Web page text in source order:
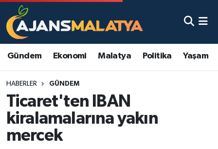
Gündem Ekonomi Malatya Politika Yaşam
HABERLER GÜNDEM
Ticaret'ten IBAN
kiralamalarına yakın
mercek
Asayiş
Eğitim
Ekonomi
Gündem
Malatya Nöbetçi Eczaneler
Malatya Namaz Vakitleri
Malatya Trafik Yoğunluk Haritası
TFF 3.Lig 2.Grup Puan Durumu ve Fikstür